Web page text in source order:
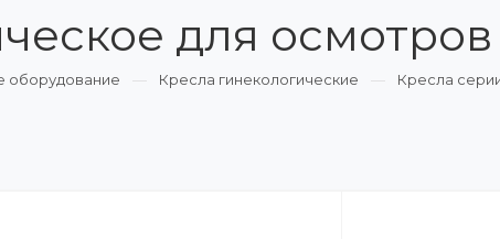
для
оборудование Кресла гинекологические
Кресла